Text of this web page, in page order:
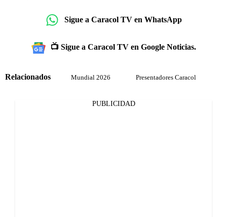
Sigue a Caracol TV en WhatsApp
📺 Sigue a Caracol TV en Google Noticias.
Relacionados Mundial 2026 Presentadores Caracol
PUBLICIDAD